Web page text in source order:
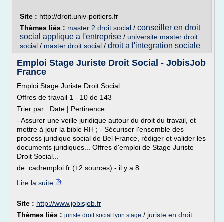
Site : http://droit.univ-poitiers.fr
Thèmes liés : master 2 droit social / conseiller en droit
social applique a l'entreprise / universite master droit
social / master droit social / droit a l'integration sociale
Emploi Stage Juriste Droit Social - JobisJob
France
Emploi Stage Juriste Droit Social
Offres de travail 1 - 10 de 143
Trier par: Date | Pertinence
- Assurer une veille juridique autour du droit du travail, et
mettre à jour la bible RH ; - Sécuriser l'ensemble des
process juridique social de Bel France, rédiger et valider les
documents juridiques... Offres d'emploi de Stage Juriste
Droit Social...
de: cadremploi.fr (+2 sources) - il y a 8...
Lire la suite
Site : http://www.jobisjob.fr
Thèmes liés : juriste droit social lyon stage / juriste en droit